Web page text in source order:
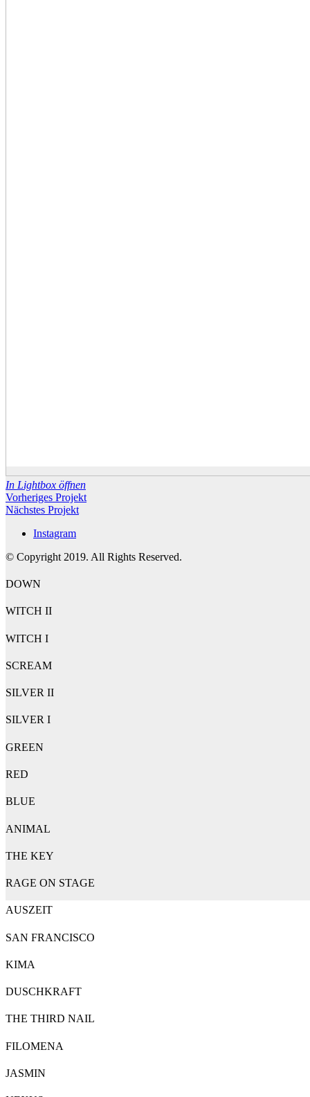
In Lightbox öffnen
Vorheriges Projekt
Nächstes Projekt
Instagram
© Copyright 2019. All Rights Reserved.
DOWN
WITCH II
WITCH I
SCREAM
SILVER II
SILVER I
GREEN
RED
BLUE
ANIMAL
THE KEY
RAGE ON STAGE
AUSZEIT
SAN FRANCISCO
KIMA
DUSCHKRAFT
THE THIRD NAIL
FILOMENA
JASMIN